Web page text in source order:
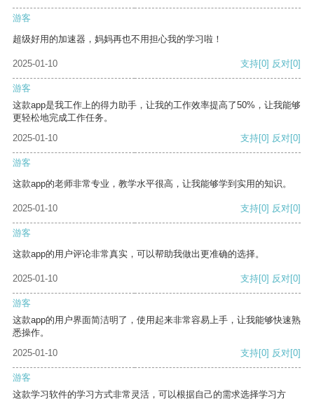
游客
超级好用的加速器，妈妈再也不用担心我的学习啦！
2025-01-10 支持[0] 反对[0]
游客
这款app是我工作上的得力助手，让我的工作效率提高了50%，让我能够
更轻松地完成工作任务。
2025-01-10
支持[0] 反对[0]
游客
这款app的老师非常专业，教学水平很高，让我能够学到实用的知识。
2025-01-10 支持[0] 反对[0]
游客
这款app的用户评论非常真实，可以帮助我做出更准确的选择。
2025-01-10 支持[0] 反对[0]
游客
这款app的用户界面简洁明了，使用起来非常容易上手，让我能够快速熟
悉操作。
2025-01-10
支持[0] 反对[0]
游客
这款学习软件的学习方式非常灵活，可以根据自己的需求选择学习方